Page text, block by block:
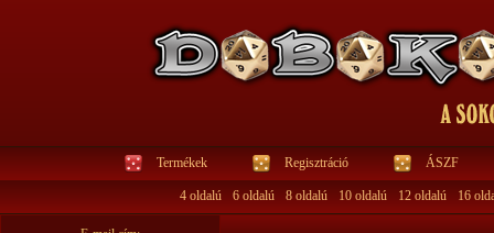
Termékek Regisztráció ÁSZF
4 oldalú 6 oldalú 8 oldalú 10 oldalú 12 oldalú 16